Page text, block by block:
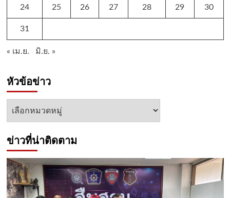
24 25 26 27 28 29 30
31
« เม.ย. มิ.ย. »
หัวข้อข่าว
หัวข้อ
ข่าวที่น่าติดตาม